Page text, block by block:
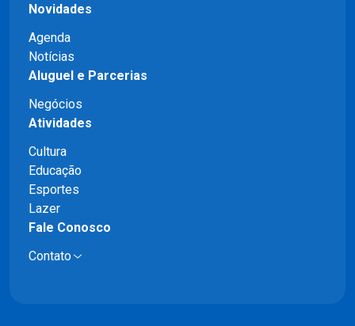
Novidades
Agenda
Notícias
Aluguel e Parcerias
Negócios
Atividades
Cultura
Educação
Esportes
Lazer
Fale Conosco
Contato